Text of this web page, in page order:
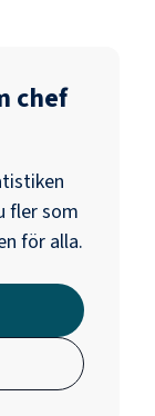
chef
fler som
för alla.